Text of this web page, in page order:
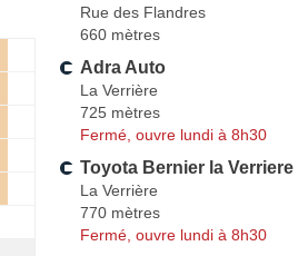
Rue des Flandres
660 mètres
Adra Auto
La Verrière
725 mètres
Fermé, ouvre lundi à 8h30
Toyota Bernier la Verriere
La Verrière
770 mètres
Fermé, ouvre lundi à 8h30